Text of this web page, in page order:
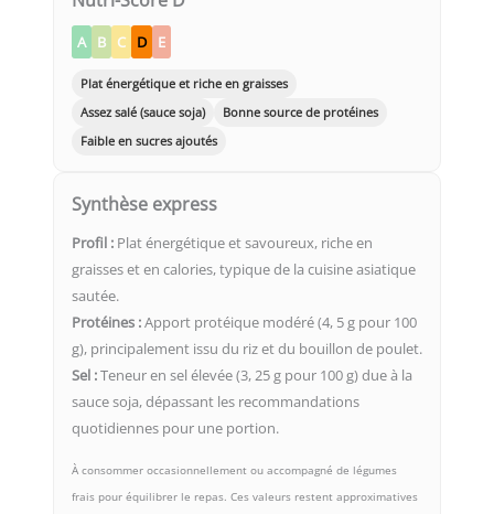
A B C D E
Plat énergétique et riche en graisses
Assez salé (sauce soja)
Bonne source de protéines
Faible en sucres ajoutés
Synthèse express
Profil : Plat énergétique et savoureux, riche en
graisses et en calories, typique de la cuisine asiatique
sautée.
Protéines :Apport protéique modéré (4, 5 g pour 100
g), principalement issu du riz et du bouillon de poulet.
Sel :Teneur en sel élevée (3, 25 g pour 100 g) due à la
sauce soja, dépassant les recommandations
quotidiennes pour une portion.
À consommer occasionnellement ou accompagné de légumes
frais pour équilibrer le repas. Ces valeurs restent approximatives